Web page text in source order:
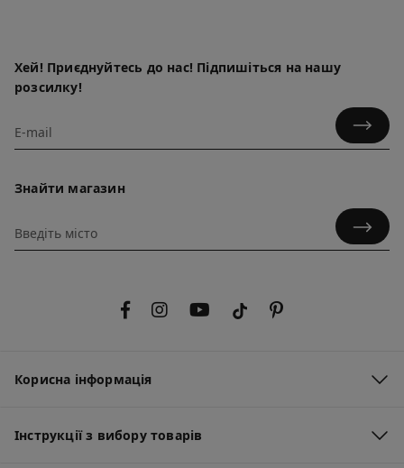
Хей! Приєднуйтесь до нас! Підпишіться на нашу
розсилку!
Знайти магазин
Корисна інформація
Інструкції з вибору товарів